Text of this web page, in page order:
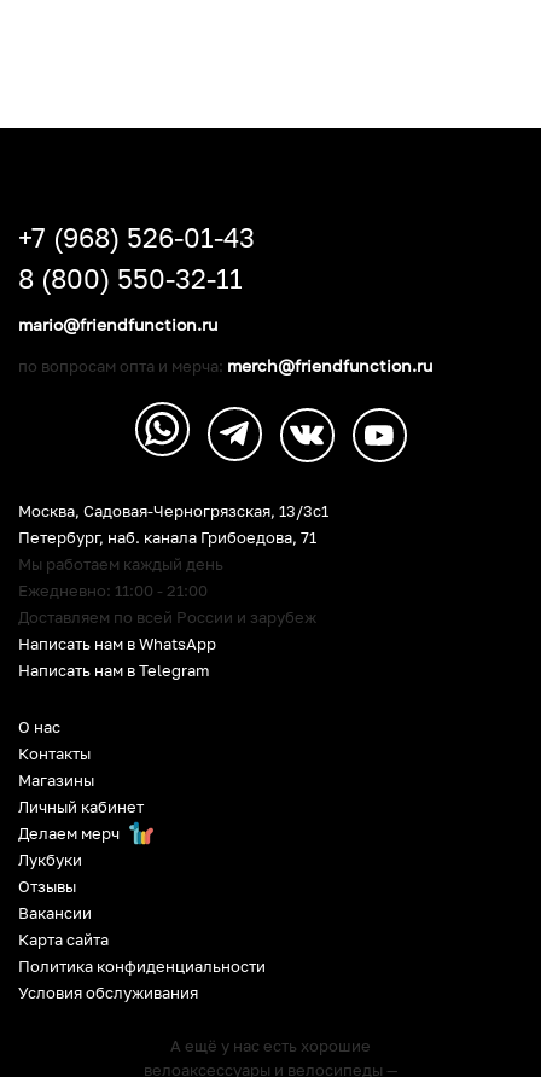
О нас
Контакты
Магазины
Личный кабинет
Делаем мерч
Лукбуки
Отзывы
Вакансии
Карта сайта
Политика конфиденциальности
Условия обслуживания
А ещё у нас есть хорошие
велоаксессуары и велосипеды —
Москва, Садовая-Черногрязская, 13/3c1
Петербург, наб. канала Грибоедова, 71
Мы работаем каждый день
Ежедневно: 11:00 - 21:00
Доставляем по всей России и зарубеж
Написать нам в WhatsApp
Написать нам в Telegram
+7 (968) 526-01-43
8 (800) 550-32-11
mario@friendfunction.ru
по вопросам опта и мерча: merch@friendfunction.ru